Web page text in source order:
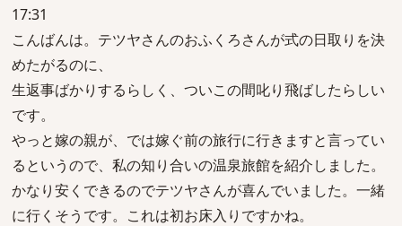
17:31
こんばんは。テツヤさんのおふくろさんが式の日取りを決
めたがるのに、
生返事ばかりするらしく、ついこの間叱り飛ばしたらしい
です。
やっと嫁の親が、では嫁ぐ前の旅行に行きますと言ってい
るというので、私の知り合いの温泉旅館を紹介しました。
かなり安くできるのでテツヤさんが喜んでいました。一緒
に行くそうです。これは初お床入りですかね。